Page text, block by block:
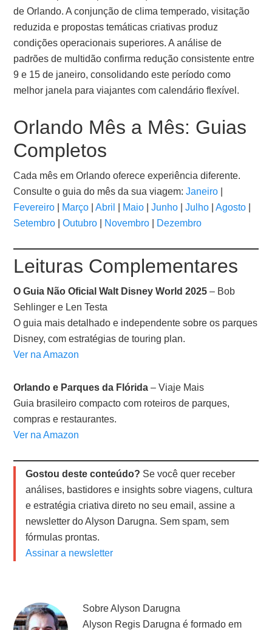
de Orlando. A conjunção de clima temperado, visitação
reduzida e propostas temáticas criativas produz
condições operacionais superiores. A análise de
padrões de multidão confirma redução consistente entre
9 e 15 de janeiro, consolidando este período como
melhor janela para viajantes com calendário flexível.
Orlando Mês a Mês: Guias
Completos
Cada mês em Orlando oferece experiência diferente.
Consulte o guia do mês da sua viagem:Janeiro
Fevereiro
Março |Abril Maio |Junho |Julho |Agosto
Setembro |Outubro Novembro Dezembro
Leituras Complementares
O Guia Não Oficial Walt Disney World 2025 – Bob
Sehlinger e Len Testa
O guia mais detalhado e independente sobre os parques
Disney, com estratégias de touring plan.
Ver na Amazon
Orlando e Parques da Flórida – Viaje Mais
Guia brasileiro compacto com roteiros de parques,
compras e restaurantes.
Ver na Amazon
Gostou deste conteúdo? Se você quer receber
análises, bastidores e insights sobre viagens, cultura
e estratégia criativa direto no seu email, assine a
newsletter do Alyson Darugna. Sem spam, sem
fórmulas prontas.
Assinar a newsletter
SobreAlyson Darugna
Alyson Regis Darugna é formado em